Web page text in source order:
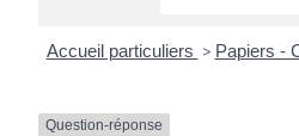
Accueil particuliers > Papiers -
Question-réponse